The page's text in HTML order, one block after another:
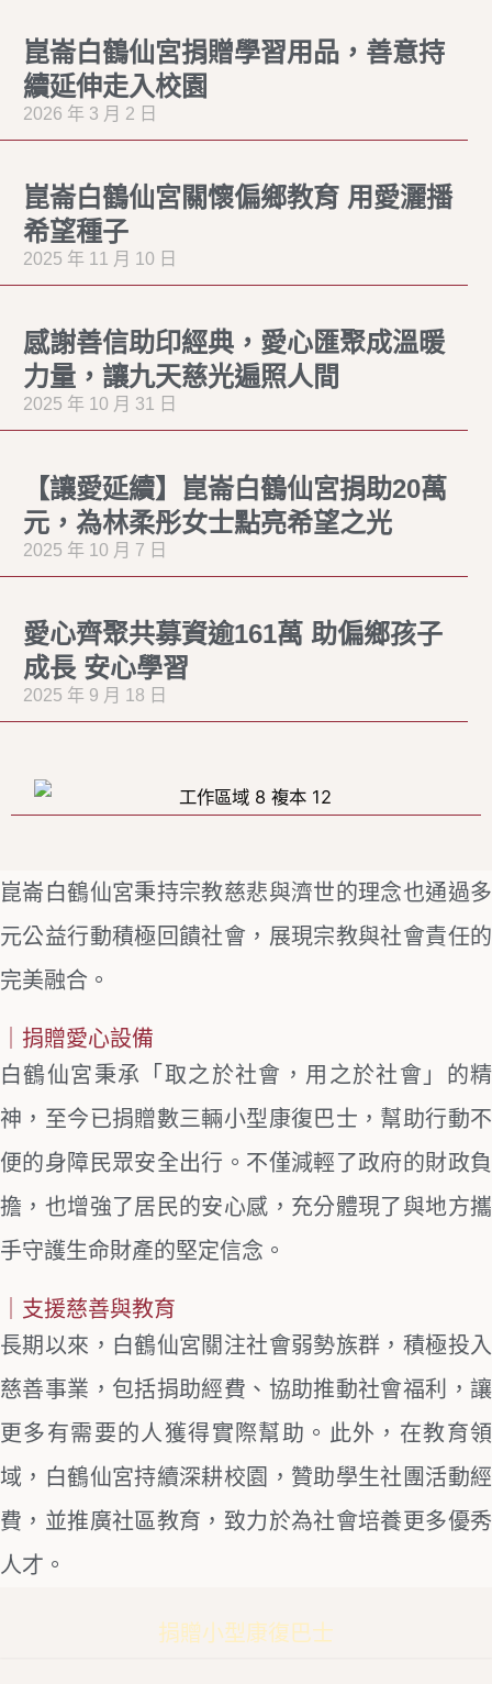
崑崙白鶴仙宮捐贈學習用品，善意持
續延伸走入校園
2026 年 3 月 2 日
崑崙白鶴仙宮關懷偏鄉教育 用愛灑播
希望種子
2025 年 11 月 10 日
感謝善信助印經典，愛心匯聚成溫暖
力量，讓九天慈光遍照人間
2025 年 10 月 31 日
【讓愛延續】崑崙白鶴仙宮捐助20萬
元，為林柔彤女士點亮希望之光
2025 年 10 月 7 日
愛心齊聚共募資逾161萬 助偏鄉孩子
成長 安心學習
2025 年 9 月 18 日
崑崙白鶴仙宮秉持宗教慈悲與濟世的理念也通過多
元公益行動積極回饋社會，展現宗教與社會責任的
完美融合。
｜捐贈愛心設備
白鶴仙宮秉承「取之於社會，用之於社會」的精
神，至今已捐贈數三輛小型康復巴士，幫助行動不
便的身障民眾安全出行。不僅減輕了政府的財政負
擔，也增強了居民的安心感，充分體現了與地方攜
手守護生命財產的堅定信念。
｜支援慈善與教育
長期以來，白鶴仙宮關注社會弱勢族群，積極投入
慈善事業，包括捐助經費、協助推動社會福利，讓
更多有需要的人獲得實際幫助。此外，在教育領
域，白鶴仙宮持續深耕校園，贊助學生社團活動經
費，並推廣社區教育，致力於為社會培養更多優秀
人才。
捐贈小型康復巴士